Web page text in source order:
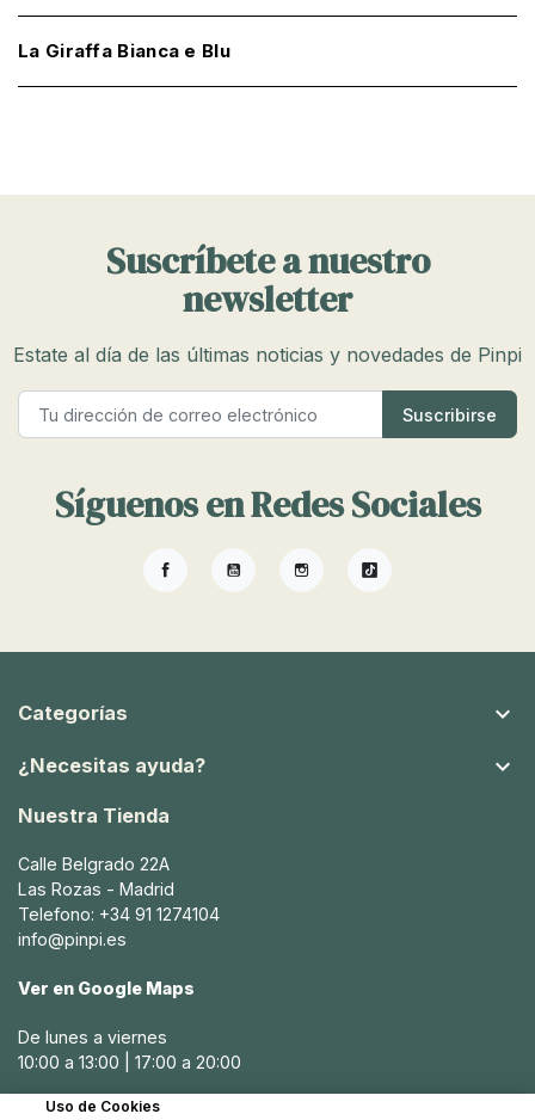
La Giraffa Bianca e Blu
Suscríbete a nuestro
newsletter
Estate al día de las últimas noticias y novedades de Pinpi
Síguenos en Redes Sociales
FacebookYouTubeInstagramTikTok
Categorías 
¿Necesitas ayuda? 
Nuestra Tienda
Calle Belgrado 22A
Las Rozas - Madrid
Telefono: +34 91 1274104
info@pinpi.es
Ver en Google Maps
De lunes a viernes
10:00 a 13:00 | 17:00 a 20:00
Sábados
Uso de Cookies